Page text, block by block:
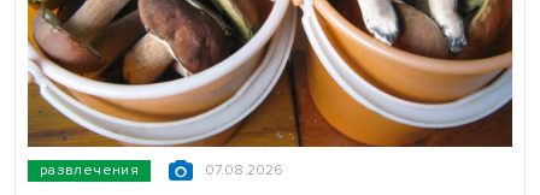
развлечения 07.08.2026